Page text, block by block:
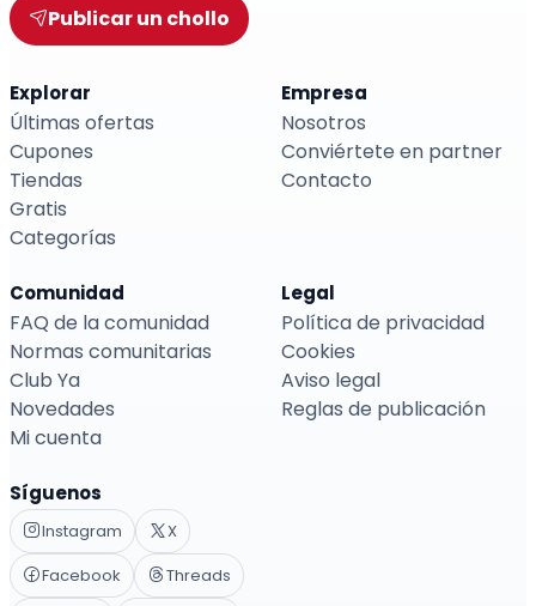
Publicar un chollo
Explorar
Últimas ofertas
Cupones
Tiendas
Gratis
Categorías
Empresa
Nosotros
Conviértete en partner
Contacto
Comunidad
FAQ de la comunidad
Normas comunitarias
Club Ya
Novedades
Mi cuenta
Legal
Política de privacidad
Cookies
Aviso legal
Reglas de publicación
Síguenos
Instagram
X
Facebook
Threads